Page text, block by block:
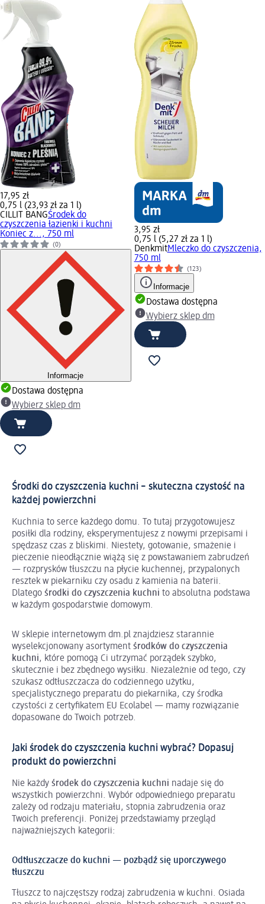
17,95 zł
0,75 l (23,93 zł za 1 l)
CILLIT BANGŚrodek do
czyszczenia łazienki i kuchni
Koniec z..., 750 ml
(0)
Informacje
Dostawa dostępna
Wybierz sklep dm
3,95 zł
0,75 l (5,27 zł za 1 l)
DenkmitMleczko do czyszczenia,
750 ml
(123)
Informacje
Dostawa dostępna
Wybierz sklep dm
Środki do czyszczenia kuchni – skuteczna czystość na
każdej powierzchni
Kuchnia to serce każdego domu. To tutaj przygotowujesz
posiłki dla rodziny, eksperymentujesz z nowymi przepisami i
spędzasz czas z bliskimi. Niestety, gotowanie, smażenie i
pieczenie nieodłącznie wiążą się z powstawaniem zabrudzeń
— rozprysków tłuszczu na płycie kuchennej, przypalonych
resztek w piekarniku czy osadu z kamienia na baterii.
Dlatego środki do czyszczenia kuchni to absolutna podstawa
w każdym gospodarstwie domowym.
W sklepie internetowym dm.pl znajdziesz starannie
wyselekcjonowany asortyment środków do czyszczenia
kuchni, które pomogą Ci utrzymać porządek szybko,
skutecznie i bez zbędnego wysiłku. Niezależnie od tego, czy
szukasz odtłuszczacza do codziennego użytku,
specjalistycznego preparatu do piekarnika, czy środka
czystości z certyfikatem EU Ecolabel — mamy rozwiązanie
dopasowane do Twoich potrzeb.
Jaki środek do czyszczenia kuchni wybrać? Dopasuj
produkt do powierzchni
Nie każdy środek do czyszczenia kuchni nadaje się do
wszystkich powierzchni. Wybór odpowiedniego preparatu
zależy od rodzaju materiału, stopnia zabrudzenia oraz
Twoich preferencji. Poniżej przedstawiamy przegląd
najważniejszych kategorii:
Odtłuszczacze do kuchni — pozbądź się uporczywego
tłuszczu
Tłuszcz to najczęstszy rodzaj zabrudzenia w kuchni. Osiada